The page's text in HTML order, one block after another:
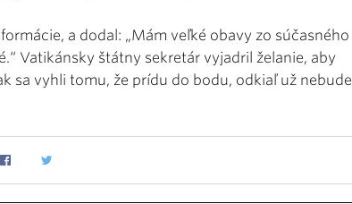
a dodal: „Mám veľké obavy zo súčasného
Vatikánsky štátny sekretár vyjadril želanie, aby
sa vyhli tomu, že prídu do bodu, odkiaľ už nebude